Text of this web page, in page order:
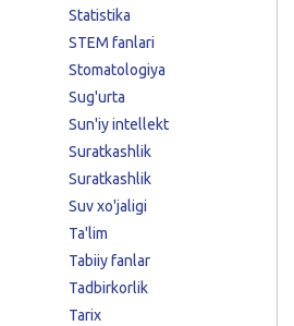
Statistika
STEM fanlari
Stomatologiya
Sug'urta
Sun'iy intellekt
Suratkashlik
Suratkashlik
Suv xo'jaligi
Ta'lim
Tabiiy fanlar
Tadbirkorlik
Tarix